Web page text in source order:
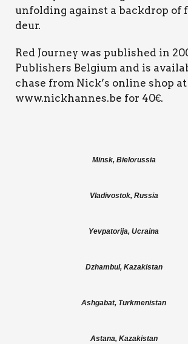
unfol­ding again­st a bac­k­drop of
deur.
Red Jour­ney was publi­shed in
Publi­shers Bel­gium and is
cha­se from Nick’s onli­ne shop at
www.nickhannes.be for 40€.
Min­sk, Bie­lo­rus­sia
Vla­di­vo­stok, Rus­sia
Yev­pa­to­ri­ja, Ucrai­na
Dzham­bul, Kaza­ki­stan
Ash­ga­bat, Turk­me­ni­stan
Asta­na, Kaza­ki­stan